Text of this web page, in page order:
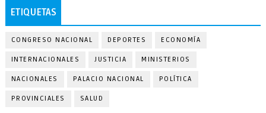
ETIQUETAS
CONGRESO NACIONAL DEPORTES ECONOMÍA
INTERNACIONALES JUSTICIA MINISTERIOS
NACIONALES PALACIO NACIONAL POLÍTICA
PROVINCIALES SALUD